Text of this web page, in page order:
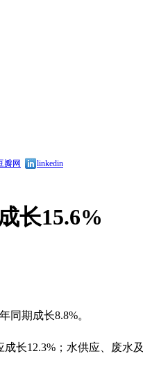
瓣网 linkedin
长15.6%
同期成长8.8%。
长12.3%；水供应、废水